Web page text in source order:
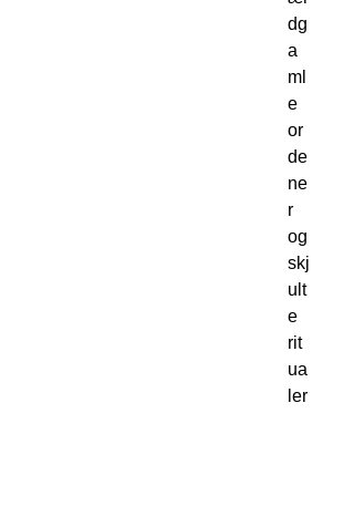
dg
a
ml
e
or
de
ne
r
og
skj
ult
e
rit
ua
ler